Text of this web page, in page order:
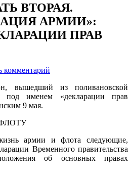
ВТОРАЯ.
АРМИИ»:
ПРАВ
комментарий
вышедший из поливановской
под именем «декларации прав
9 мая.
армии и флота следующие,
Временного правительства
об основных правах